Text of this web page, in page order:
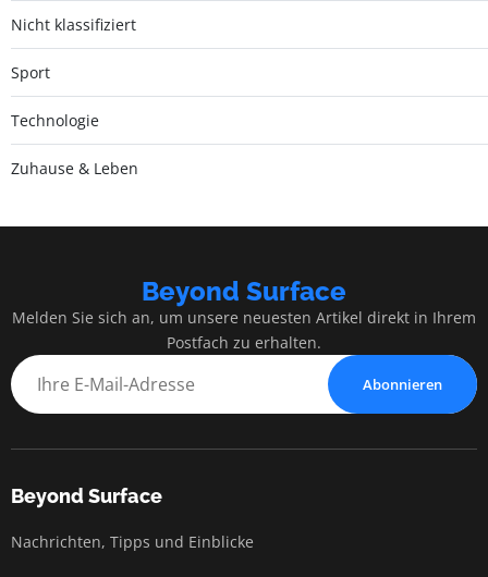
Nicht klassifiziert
Sport
Technologie
Zuhause & Leben
Beyond Surface
Melden Sie sich an, um unsere neuesten Artikel direkt in Ihrem
Postfach zu erhalten.
Abonnieren
Beyond Surface
Nachrichten, Tipps und Einblicke